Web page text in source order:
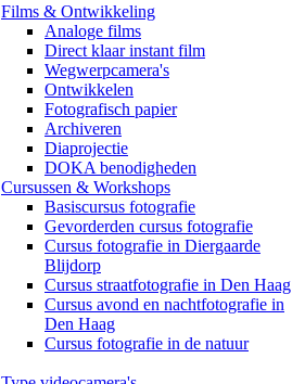
Films & Ontwikkeling
Analoge films
Direct klaar instant film
Wegwerpcamera's
Ontwikkelen
Fotografisch papier
Archiveren
Diaprojectie
DOKA benodigheden
Cursussen & Workshops
Basiscursus fotografie
Gevorderden cursus fotografie
Cursus fotografie in Diergaarde
Blijdorp
Cursus straatfotografie in Den Haag
Cursus avond en nachtfotografie in
Den Haag
Cursus fotografie in de natuur